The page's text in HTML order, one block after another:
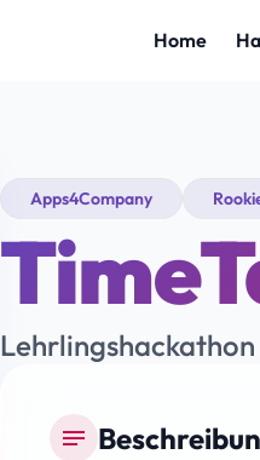
Apps4Company
notes